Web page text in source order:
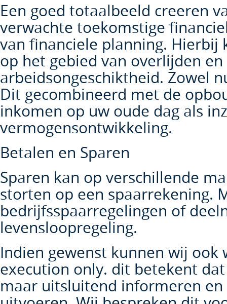
Een goed totaalbeeld creeren
verwachte toekomstige
van financiele planning. Hierbij
op het gebied van overlijden en
arbeidsongeschiktheid. Zowel
Dit gecombineerd met de
inkomen op uw oude dag als
vermogensontwikkeling.
Betalen en Sparen
Sparen kan op verschillende
storten op een spaarrekening.
bedrijfsspaarregelingen of
levensloopregeling.
Indien gewenst kunnen wij ook
execution only. dit betekent
maar uitsluitend informeren